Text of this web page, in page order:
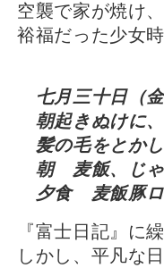
空襲で家が焼け
裕福だった少女
七月三十日（
朝起きぬけに
髪の毛をとか
朝 麦飯、じゃ
夕食 麦飯豚ロ
『富士日記』に
しかし、平凡な